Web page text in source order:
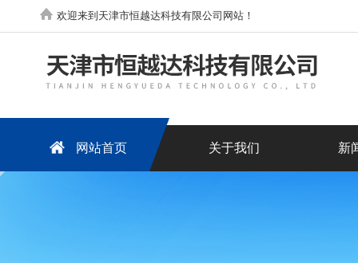
欢迎来到天津市恒越达科技有限公司网站！
网站首页 关于我们 新